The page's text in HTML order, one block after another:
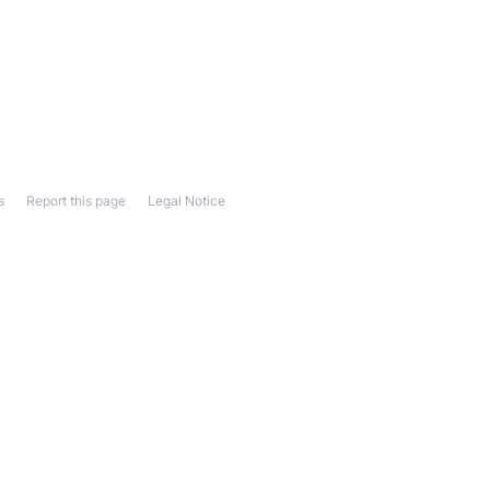
Legal Notice
Report this page